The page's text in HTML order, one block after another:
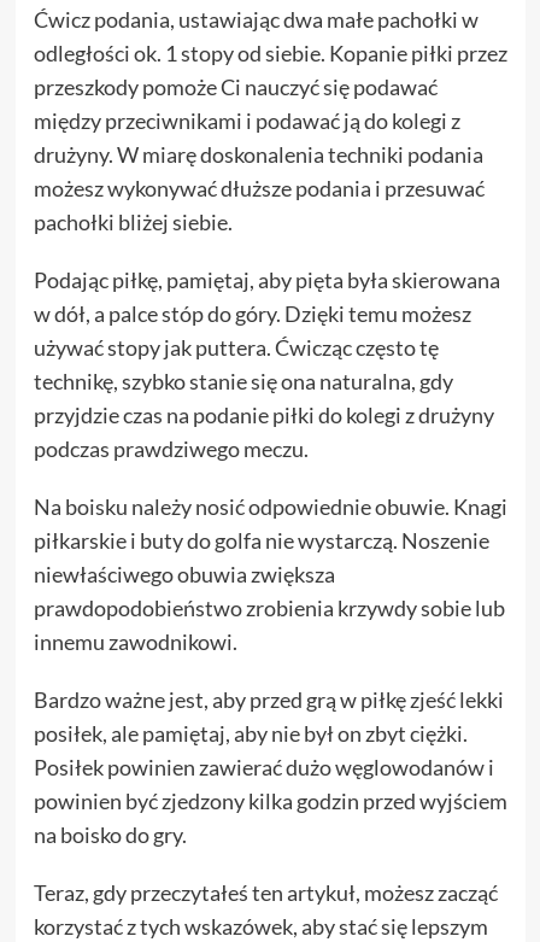
Ćwicz podania, ustawiając dwa małe pachołki w
odległości ok. 1 stopy od siebie. Kopanie piłki przez
przeszkody pomoże Ci nauczyć się podawać
między przeciwnikami i podawać ją do kolegi z
drużyny. W miarę doskonalenia techniki podania
możesz wykonywać dłuższe podania i przesuwać
pachołki bliżej siebie.
Podając piłkę, pamiętaj, aby pięta była skierowana
w dół, a palce stóp do góry. Dzięki temu możesz
używać stopy jak puttera. Ćwicząc często tę
technikę, szybko stanie się ona naturalna, gdy
przyjdzie czas na podanie piłki do kolegi z drużyny
podczas prawdziwego meczu.
Na boisku należy nosić odpowiednie obuwie. Knagi
piłkarskie i buty do golfa nie wystarczą. Noszenie
niewłaściwego obuwia zwiększa
prawdopodobieństwo zrobienia krzywdy sobie lub
innemu zawodnikowi.
Bardzo ważne jest, aby przed grą w piłkę zjeść lekki
posiłek, ale pamiętaj, aby nie był on zbyt ciężki.
Posiłek powinien zawierać dużo węglowodanów i
powinien być zjedzony kilka godzin przed wyjściem
na boisko do gry.
Teraz, gdy przeczytałeś ten artykuł, możesz zacząć
korzystać z tych wskazówek, aby stać się lepszym